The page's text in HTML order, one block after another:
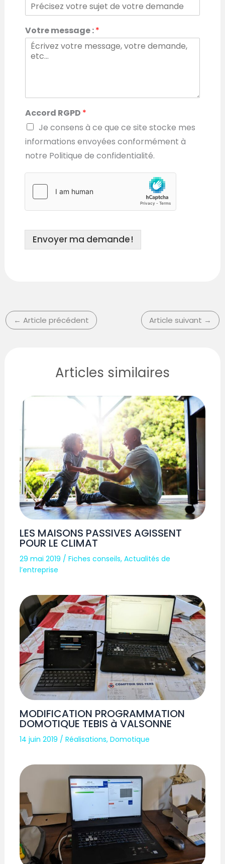
o
Votre message :*
Accord RGPD *
Je consens à ce que ce site stocke mes
informations envoyées conformément à
notre Politique de confidentialité.
Envoyer ma demande !
← Article précédent Article suivant →
Articles similaires
LES MAISONS PASSIVES AGISSENT
POUR LE CLIMAT
29 mai 2019 /Fiches conseils,Actualités de
l’entreprise
MODIFICATION PROGRAMMATION
DOMOTIQUE TEBIS à VALSONNE
14 juin 2019 /Réalisations,Domotique